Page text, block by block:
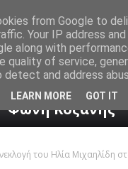
Φωνή Κοζάνης
του Ηλία Μιχαηλίδη
from Google to
Your IP address
along with
quality of service,
and address
LEARN MORE GOT IT